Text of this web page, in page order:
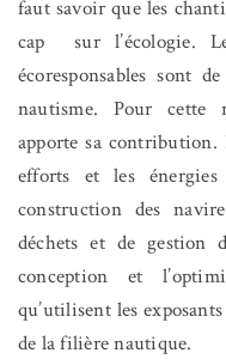
faut savoir que les
cap sur l’écologie.
écoresponsables sont
nautisme. Pour cette
apporte sa
efforts et les
construction des
déchets et de gestion
conception et
qu’utilisent les
de la filière nautique.